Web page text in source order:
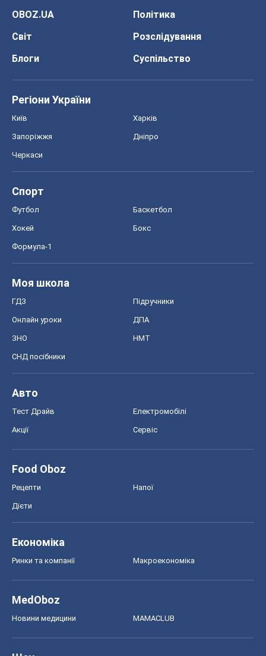
OBOZ.UA
Політика
Світ
Розслідування
Блоги
Суспільство
Регіони України
Київ Харків
Запоріжжя Дніпро
Черкаси
Спорт
Футбол Баскетбол
Хокей Бокс
Формула-1
Моя школа
ГДЗ Підручники
Онлайн уроки ДПА
ЗНО НМТ
СНД посібники
Авто
Тест Драйв Електромобілі
Акції Сервіс
Food Oboz
Рецепти Напої
Дієти
Економіка
Ринки та компанії Макроекономіка
MedOboz
Новини медицини MAMACLUB